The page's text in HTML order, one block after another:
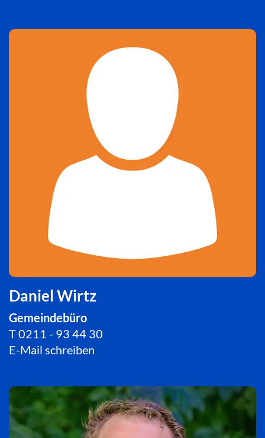
Daniel Wirtz
Gemeindebüro
T0211 - 93 44 30
E-Mail schreiben